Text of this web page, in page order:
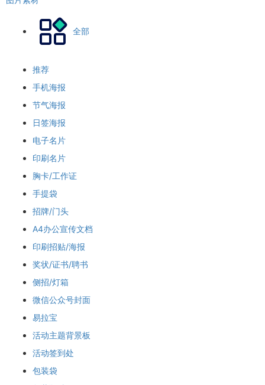
全部
推荐
手机海报
节气海报
日签海报
电子名片
印刷名片
胸卡/工作证
手提袋
招牌/门头
A4办公宣传文档
印刷招贴/海报
奖状/证书/聘书
侧招/灯箱
微信公众号封面
易拉宝
活动主题背景板
活动签到处
包装袋